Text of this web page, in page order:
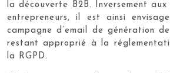
la découverte B2B. Inversement aux
entrepreneurs, il est ainsi
campagne d’email de génération
restant approprié à la
la RGPD.